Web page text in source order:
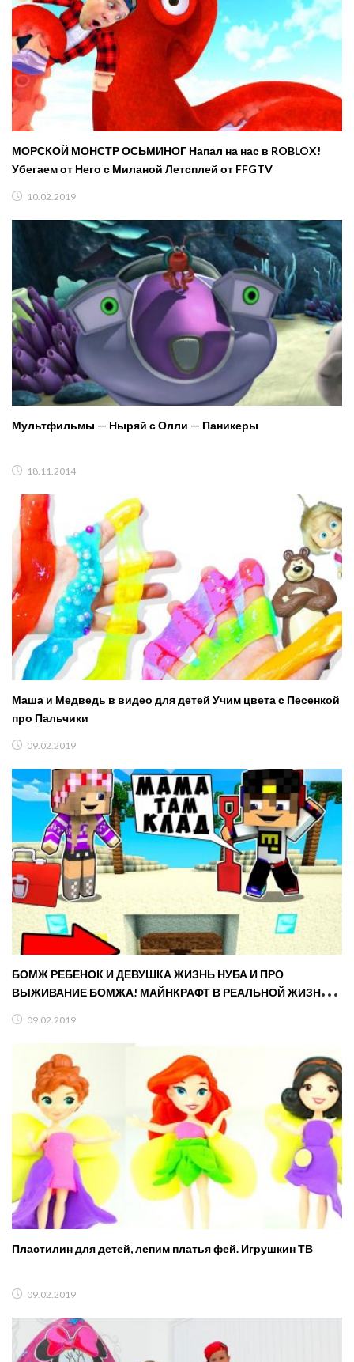
МОРСКОЙ МОНСТР ОСЬМИНОГ Напал на нас в ROBLOX!
Убегаем от Него с Миланой Летсплей от FFGTV
10.02.2019
Мультфильмы — Ныряй с Олли — Паникеры
18.11.2014
Маша и Медведь в видео для детей Учим цвета с Песенкой
про Пальчики
09.02.2019
БОМЖ РЕБЕНОК И ДЕВУШКА ЖИЗНЬ НУБА И ПРО
ВЫЖИВАНИЕ БОМЖА! МАЙНКРАФТ В РЕАЛЬНОЙ ЖИЗНИ
09.02.2019
Пластилин для детей, лепим платья фей. Игрушкин ТВ
09.02.2019